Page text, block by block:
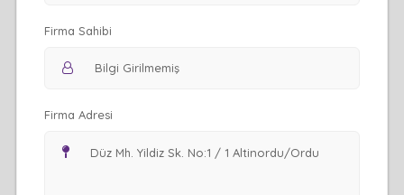
Firma Sahibi
Firma Adresi